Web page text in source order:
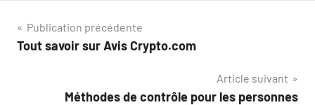
Navigation
de
Publication précédente
Tout savoir sur Avis Crypto.com
Article suivant
Méthodes de contrôle pour les personnes